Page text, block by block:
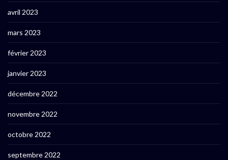
avril 2023
mars 2023
février 2023
janvier 2023
décembre 2022
novembre 2022
octobre 2022
septembre 2022